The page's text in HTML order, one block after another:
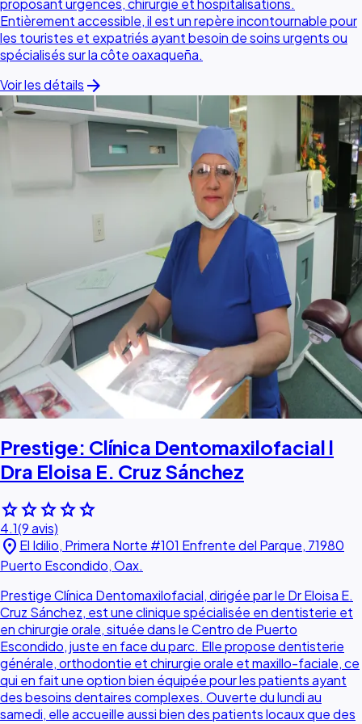
Entièrement accessible, il est un repère incontournable pour
les touristes et expatriés ayant besoin de soins urgents ou
spécialisés sur la côte oaxaqueña.
Voir les détails arrow_forward
Prestige: Clínica Dentomaxilofacial l
Dra Eloisa E. Cruz Sánchez
starstarstarstarstar
4.1(9 avis)
location_on El Idilio, Primera Norte #101 Enfrente del Parque, 71980
Puerto Escondido, Oax.
Prestige Clínica Dentomaxilofacial, dirigée par le Dr Eloisa E.
Cruz Sánchez, est une clinique spécialisée en dentisterie et
en chirurgie orale, située dans le Centro de Puerto
Escondido, juste en face du parc. Elle propose dentisterie
générale, orthodontie et chirurgie orale et maxillo-faciale, ce
qui en fait une option bien équipée pour les patients ayant
des besoins dentaires complexes. Ouverte du lundi au
samedi, elle accueille aussi bien des patients locaux que des